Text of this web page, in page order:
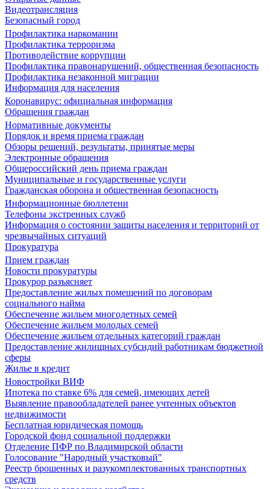
Видеотрансляция
Безопасный город
Профилактика наркомании
Профилактика терроризма
Противодействие коррупции
Профилактика правонарушений, общественная безопасность
Профилактика незаконной миграции
Информация для населения
Коронавирус: официальная информация
Обращения граждан
Нормативные документы
Порядок и время приема граждан
Обзоры решений, результаты, принятые меры
Электронные обращения
Общероссийский день приема граждан
Муниципальные и государственные услуги
Гражданская оборона и общественная безопасность
Информационные бюллетени
Телефоны экстренных служб
Информация о состоянии защиты населения и территорий от
чрезвычайных ситуаций
Прокуратура
Прием граждан
Новости прокуратуры
Прокурор разъясняет
Предоставление жилых помещений по договорам
социального найма
Обеспечение жильем многодетных семей
Обеспечение жильем молодых семей
Обеспечение жильем отдельных категорий граждан
Предоставление жилищных субсидий работникам бюджетной
сферы
Жилье в кредит
Новостройки ВИФ
Ипотека по ставке 6% для семей, имеющих детей
Выявление правообладателей ранее учтенных объектов
недвижимости
Бесплатная юридическая помощь
Городской фонд социальной поддержки
Отделение ПФР по Владимирской области
Голосование "Народный участковый"
Реестр брошенных и разукомплектованных транспортных
средств